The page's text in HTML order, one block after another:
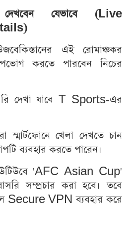
যেভাবে (Live
এই রোমাঞ্চকর
করতে পারবেন নিচের
দেখা যাবে T Sports-এর
স্মার্টফোনে খেলা দেখতে চান
ব্যবহার করতে পারেন।
'AFC Asian Cup'
সম্প্রচার করা হবে। তবে
Secure VPN ব্যবহার করে